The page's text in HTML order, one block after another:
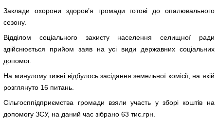
Заклади охорони здоров’я громади готові до опалювального
сезону.
Відділом соціального захисту населення селищної ради
здійснюється прийом заяв на усі види державних соціальних
допомог.
На минулому тижні відбулось засідання земельної комісії, на якій
розглянуто 16 питань.
Сільгосппідприємства громади взяли участь у зборі коштів на
допомогу ЗСУ, на даний час зібрано 63 тис.грн.